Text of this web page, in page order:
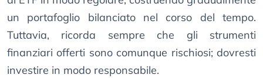
un portafoglio bilanciato nel corso del tempo.
Tuttavia, ricorda sempre che gli strumenti
finanziari offerti sono comunque rischiosi; dovresti
investire in modo responsabile.